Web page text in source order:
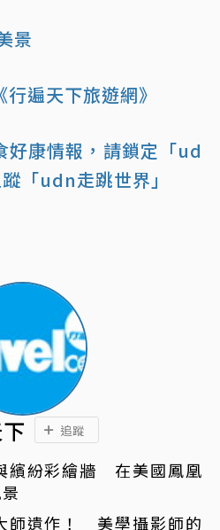
景
遍天下旅遊網》
好康情報，請鎖定「ud
蹤「udn走跳世界」
追蹤
繽紛彩繪牆 在美國鳳凰
師遺作！ 美學攝影師的